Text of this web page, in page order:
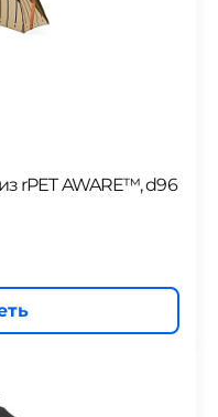
rPET AWARE™, d96